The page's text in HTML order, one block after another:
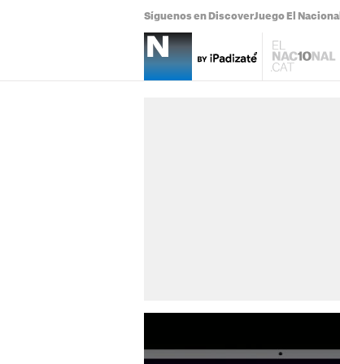
Síguenos en DiscoverJuego El Nacional